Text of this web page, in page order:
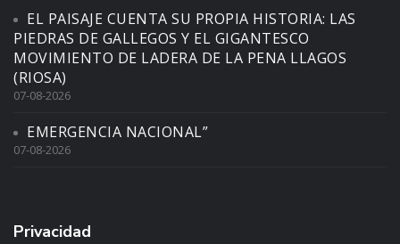
EL PAISAJE CUENTA SU PROPIA HISTORIA: LAS
PIEDRAS DE GALLEGOS Y EL GIGANTESCO
MOVIMIENTO DE LADERA DE LA PENA LLAGOS
(RIOSA)
07-08-2026
EMERGENCIA NACIONAL”
07-08-2026
Privacidad